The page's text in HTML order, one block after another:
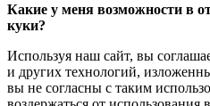
Какие у меня возможности в
куки?
Используя наш сайт, вы
и других технологий,
вы не согласны с таким